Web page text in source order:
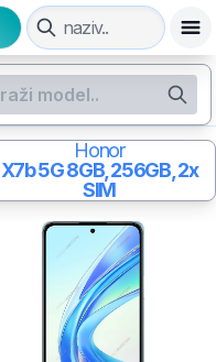
Honor
X7b 5G8GB, 256GB, 2x
SIM